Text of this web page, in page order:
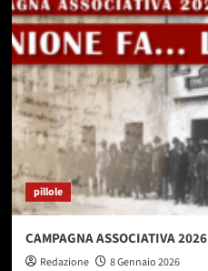
pillole
CAMPAGNA ASSOCIATIVA 2026
Redazione 8 Gennaio 2026